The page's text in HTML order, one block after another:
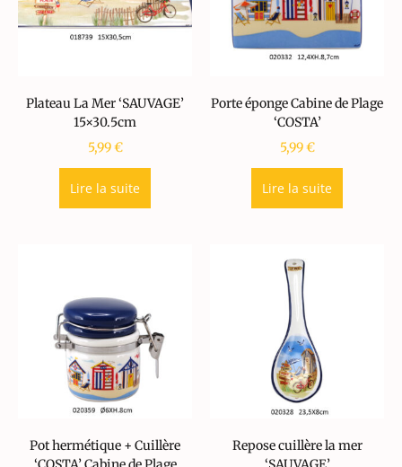
Plateau La Mer ‘SAUVAGE’
15×30.5cm
5,99€
Lire la suite
Porte éponge Cabine de Plage
‘COSTA’
5,99€
Lire la suite
Pot hermétique + Cuillère
Repose cuillère la mer